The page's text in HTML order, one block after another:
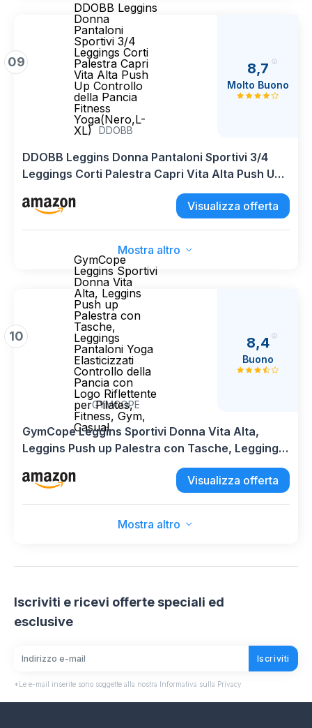
09
DDOBB Leggins
Donna
Pantaloni
Sportivi 3/4
Leggings Corti
Palestra Capri
Vita Alta Push
Up Controllo
della Pancia
Fitness
Yoga(Nero,L-
XL)
DDOBB
8,7
Molto Buono
DDOBB Leggins Donna Pantaloni Sportivi 3/4
Leggings Corti Palestra Capri Vita Alta Push Up
Controllo della Pancia Fitness Yoga(Nero,L-XL)
Visualizza offerta
Mostra altro
10
GymCope
Leggins Sportivi
Donna Vita
Alta, Leggins
Push up
Palestra con
Tasche,
Leggings
Pantaloni Yoga
Elasticizzati
Controllo della
Pancia con
Logo Riflettente
per Pilates,
Fitness, Gym,
Casual
GYMCOPE
8,4
Buono
GymCope Leggins Sportivi Donna Vita Alta,
Leggins Push up Palestra con Tasche, Leggings
Pantaloni Yoga Elasticizzati Controllo della
Pancia con Logo Riflettente per Pilates, Fitness,
Visualizza offerta
Mostra altro
Iscriviti e ricevi offerte speciali ed
esclusive
Iscriviti
*Le e-mail inserite sono soggette alla nostra Informativa sulla Privacy